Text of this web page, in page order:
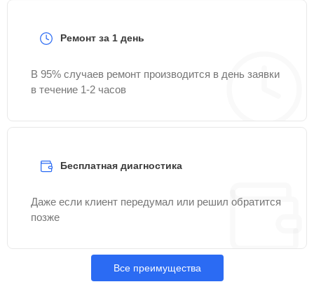
Ремонт за 1 день
В 95% случаев ремонт производится в день заявки
в течение 1-2 часов
Бесплатная диагностика
Даже если клиент передумал или решил обратится
позже
Все преимущества